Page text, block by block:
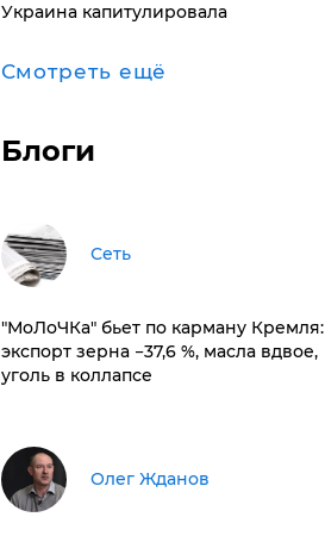
Украина капитулировала
Смотреть ещё
Блоги
Сеть
​"МоЛоЧКа" бьет по карману Кремля:
экспорт зерна −37,6 %, масла вдвое,
уголь в коллапсе
Олег Жданов